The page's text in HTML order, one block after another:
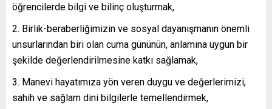
öğrencilerde bilgi ve bilinç oluşturmak,
Birlik-beraberliğimizin ve sosyal dayanışmanın önemli
unsurlarından biri olan cuma gününün, anlamına uygun bir
şekilde değerlendirilmesine katkı sağlamak,
Manevi hayatımıza yön veren duygu ve değerlerimizi,
sahih ve sağlam dini bilgilerle temellendirmek,